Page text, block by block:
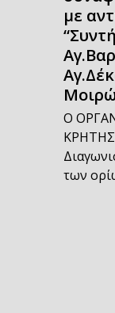
με
Ο
ΚΡΗΤΗΣ
των